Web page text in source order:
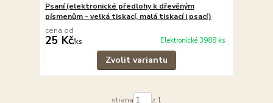
Psaní (elektronické předlohy k dřevěným
písmenům - velká tiskací, malá tiskací i psací)
cena od
25 Kč/ks Elektronické 3988 ks
Zvolit variantu
strana z 1